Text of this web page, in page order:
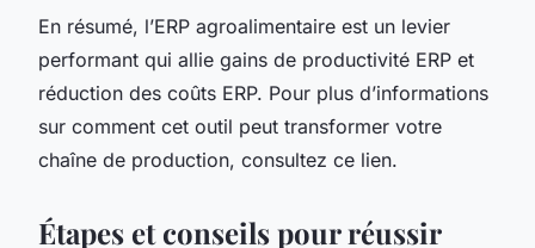
En résumé, l’ERP agroalimentaire est un levier
performant qui allie gains de productivité ERP et
réduction des coûts ERP. Pour plus d’informations
sur comment cet outil peut transformer votre
chaîne de production, consultez ce lien.
Étapes et conseils pour réussir